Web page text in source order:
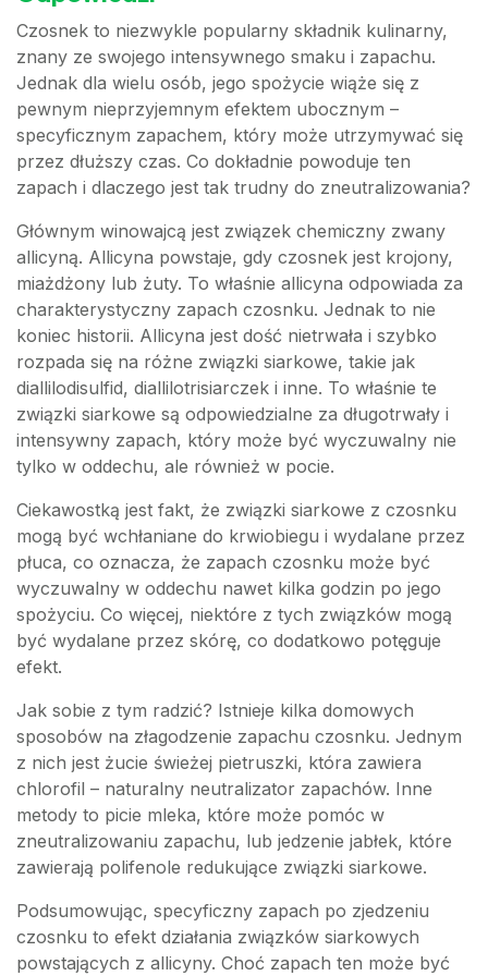
Czosnek to niezwykle popularny składnik kulinarny,
znany ze swojego intensywnego smaku i zapachu.
Jednak dla wielu osób, jego spożycie wiąże się z
pewnym nieprzyjemnym efektem ubocznym –
specyficznym zapachem, który może utrzymywać się
przez dłuższy czas. Co dokładnie powoduje ten
zapach i dlaczego jest tak trudny do zneutralizowania?
Głównym winowajcą jest związek chemiczny zwany
allicyną. Allicyna powstaje, gdy czosnek jest krojony,
miażdżony lub żuty. To właśnie allicyna odpowiada za
charakterystyczny zapach czosnku. Jednak to nie
koniec historii. Allicyna jest dość nietrwała i szybko
rozpada się na różne związki siarkowe, takie jak
diallilodisulfid, diallilotrisiarczek i inne. To właśnie te
związki siarkowe są odpowiedzialne za długotrwały i
intensywny zapach, który może być wyczuwalny nie
tylko w oddechu, ale również w pocie.
Ciekawostką jest fakt, że związki siarkowe z czosnku
mogą być wchłaniane do krwiobiegu i wydalane przez
płuca, co oznacza, że zapach czosnku może być
wyczuwalny w oddechu nawet kilka godzin po jego
spożyciu. Co więcej, niektóre z tych związków mogą
być wydalane przez skórę, co dodatkowo potęguje
efekt.
Jak sobie z tym radzić? Istnieje kilka domowych
sposobów na złagodzenie zapachu czosnku. Jednym
z nich jest żucie świeżej pietruszki, która zawiera
chlorofil – naturalny neutralizator zapachów. Inne
metody to picie mleka, które może pomóc w
zneutralizowaniu zapachu, lub jedzenie jabłek, które
zawierają polifenole redukujące związki siarkowe.
Podsumowując, specyficzny zapach po zjedzeniu
czosnku to efekt działania związków siarkowych
powstających z allicyny. Choć zapach ten może być